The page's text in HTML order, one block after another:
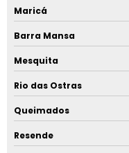
Maricá
Barra Mansa
Mesquita
Rio das Ostras
Queimados
Resende